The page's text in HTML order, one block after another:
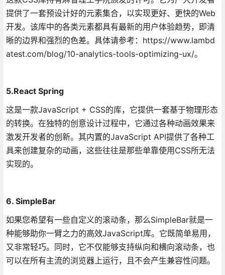
提供了一套预设计好的元素集合，以实现更好、更快的Web
开发。该库中的各类元素都具有最新的用户体验趋势，即清
晰的边界和强烈的色差。具体请参考：https://www.lambd
atest.com/blog/10-analytics-tools-optimizing-ux/。
5.React Spring
这是一款JavaScript + CSS的库，它提供一套基于物理形态
的转换。在独特的创意设计过程中，它通过各种动画效果来
激发开发者的创新。其内置的JavaScript API提供了各种工
具来创建复杂的动画，这些往往是那些单靠使用CSS所无法
实现的。
6. SimpleBar
如果您希望有一些自定义的滚动条，那么SimpleBar就是一
种能够助你一臂之力的高效JavaScript库。它既简单易用，
又非常轻巧。同时，它不仅能够支持纵向和横向滚动条，也
可以在所有主流的浏览器上运行，且不会产生兼容性问题。